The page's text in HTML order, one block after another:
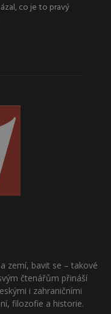
co je to pravý
zemí, bavit se – takové
čtenářům přináší
i zahraničními
filozofie a historie.